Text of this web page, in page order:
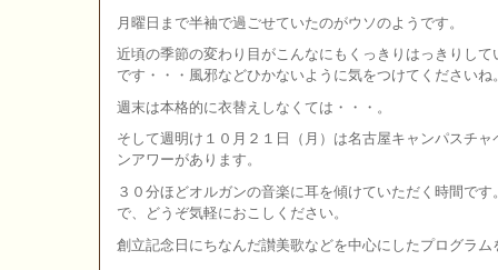
月曜日まで半袖で過ごせていたのがウソのようです。
近頃の季節の変わり目がこんなにもくっきりはっきりし
です・・・風邪などひかないように気をつけてくださいね
週末は本格的に衣替えしなくては・・・。
そして週明け１０月２１日（月）は名古屋キャンパスチ
ンアワーがあります。
３０分ほどオルガンの音楽に耳を傾けていただく時間で
で、どうぞ気軽におこしください。
創立記念日にちなんだ讃美歌などを中心にしたプログラム